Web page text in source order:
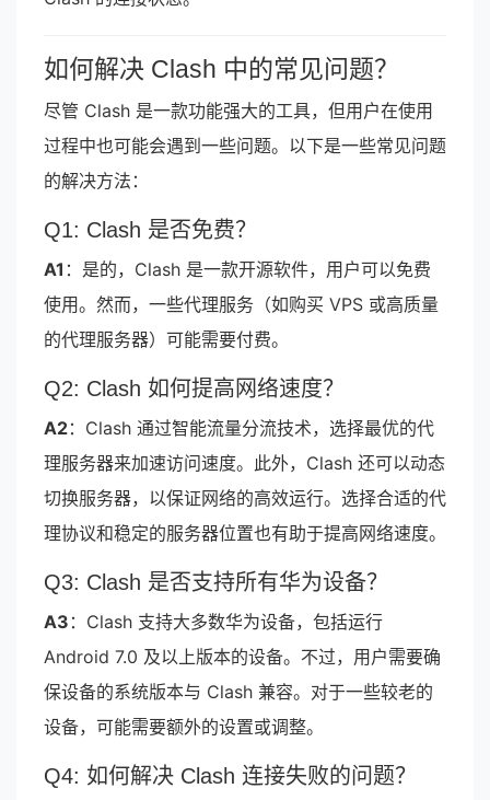
如何解决 Clash 中的常见问题？
尽管 Clash 是一款功能强大的工具，但用户在使用
过程中也可能会遇到一些问题。以下是一些常见问题
的解决方法：
Q1: Clash 是否免费？
A1 ：是的，Clash 是一款开源软件，用户可以免费
使用。然而，一些代理服务（如购买 VPS 或高质量
的代理服务器）可能需要付费。
Q2: Clash 如何提高网络速度？
A2：Clash 通过智能流量分流技术，选择最优的代
理服务器来加速访问速度。此外，Clash 还可以动态
切换服务器，以保证网络的高效运行。选择合适的代
理协议和稳定的服务器位置也有助于提高网络速度。
Q3: Clash 是否支持所有华为设备？
A3 ：Clash 支持大多数华为设备，包括运行
Android 7.0 及以上版本的设备。不过，用户需要确
保设备的系统版本与 Clash 兼容。对于一些较老的
设备，可能需要额外的设置或调整。
Q4: 如何解决 Clash 连接失败的问题？